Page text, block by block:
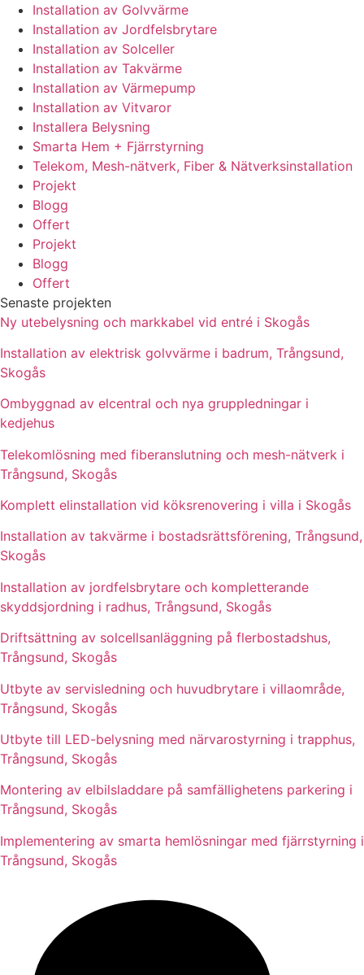
Installation av Golvvärme
Installation av Jordfelsbrytare
Installation av Solceller
Installation av Takvärme
Installation av Värmepump
Installation av Vitvaror
Installera Belysning
Smarta Hem + Fjärrstyrning
Telekom, Mesh-nätverk, Fiber & Nätverksinstallation
Projekt
Blogg
Offert
Projekt
Blogg
Offert
Senaste projekten
Ny utebelysning och markkabel vid entré i Skogås
Installation av elektrisk golvvärme i badrum, Trångsund,
Skogås
Ombyggnad av elcentral och nya gruppledningar i
kedjehus
Telekomlösning med fiberanslutning och mesh-nätverk i
Trångsund, Skogås
Komplett elinstallation vid köksrenovering i villa i Skogås
Installation av takvärme i bostadsrättsförening, Trångsund,
Skogås
Installation av jordfelsbrytare och kompletterande
skyddsjordning i radhus, Trångsund, Skogås
Driftsättning av solcellsanläggning på flerbostadshus,
Trångsund, Skogås
Utbyte av servisledning och huvudbrytare i villaområde,
Trångsund, Skogås
Utbyte till LED-belysning med närvarostyrning i trapphus,
Trångsund, Skogås
Montering av elbilsladdare på samfällighetens parkering i
Trångsund, Skogås
Implementering av smarta hemlösningar med fjärrstyrning i
Trångsund, Skogås